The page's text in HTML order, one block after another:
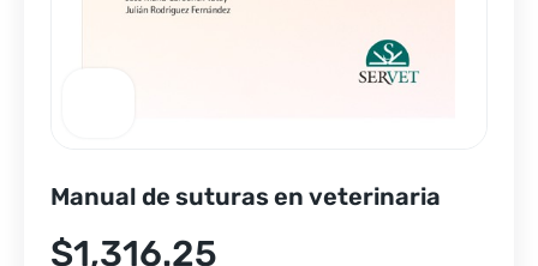
Manual de suturas en veterinaria
$1,316.25